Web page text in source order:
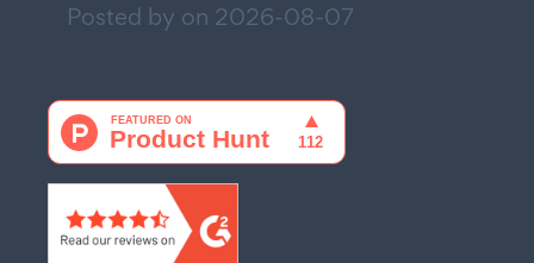
Posted by on 2026-08-07